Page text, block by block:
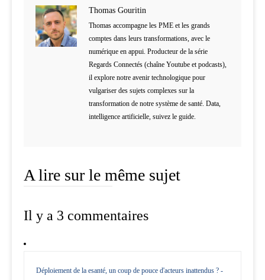
Thomas Gouritin
Thomas accompagne les PME et les grands
comptes dans leurs transformations, avec le
numérique en appui. Producteur de la série
Regards Connectés (chaîne Youtube et podcasts),
il explore notre avenir technologique pour
vulgariser des sujets complexes sur la
transformation de notre système de santé. Data,
intelligence artificielle, suivez le guide.
A lire sur le même sujet
Il y a 3 commentaires
Déploiement de la esanté, un coup de pouce d'acteurs inattendus ? -